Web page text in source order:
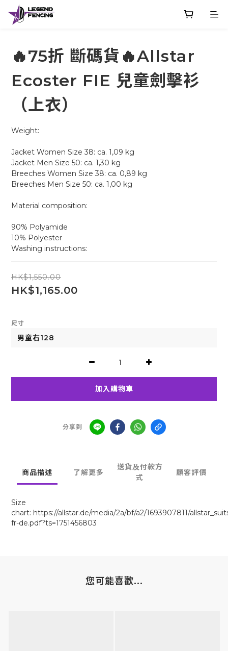
🔥75折 斷碼貨🔥Allstar
Ecoster FIE 兒童劍擊衫
（上衣）
Weight:
Jacket Women Size 38: ca. 1,09 kg
Jacket Men Size 50: ca. 1,30 kg
Breeches Women Size 38: ca. 0,89 kg
Breeches Men Size 50: ca. 1,00 kg
Material composition:
90% Polyamide
10% Polyester
Washing instructions:
HK$1,550.00
HK$1,165.00
尺寸
加入購物車
分享到
商品描述 了解更多
送貨及付款方
式
顧客評價
Size
chart: https://allstar.de/media/2a/bf/a2/1693907811/
fr-de.pdf?ts=1751456803
您可能喜歡...